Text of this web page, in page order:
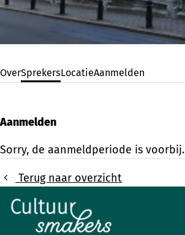
OverSprekersLocatieAanmelden
Aanmelden
Sorry, de aanmeldperiode is voorbij.
Terug naar overzicht